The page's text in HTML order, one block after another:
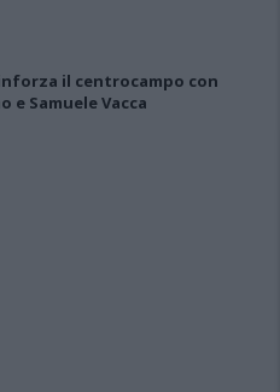
il centrocampo con
e Samuele Vacca